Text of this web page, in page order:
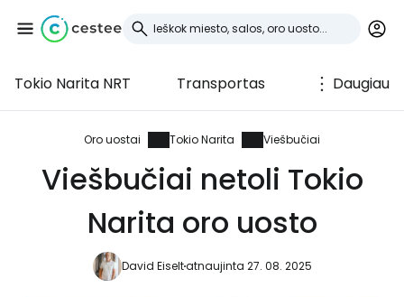
Tokio Narita NRT Transportas Daugiau
Oro uostai Tokio Narita Viešbučiai
Viešbučiai netoli Tokio
Narita oro uosto
David Eiseltatnaujinta 27. 08. 2025
Prisijunkite prie
Cestee
... pasaulinė kelionių bendruomenė